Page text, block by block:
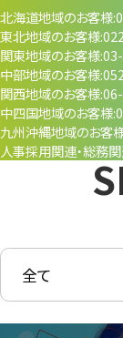
北海道地域のお客様
東北地域のお客様
関東地域のお客様
中部地域のお客様
関西地域のお客様
中四国地域のお客様
九州沖縄地域のお客
人事採用関連・総務